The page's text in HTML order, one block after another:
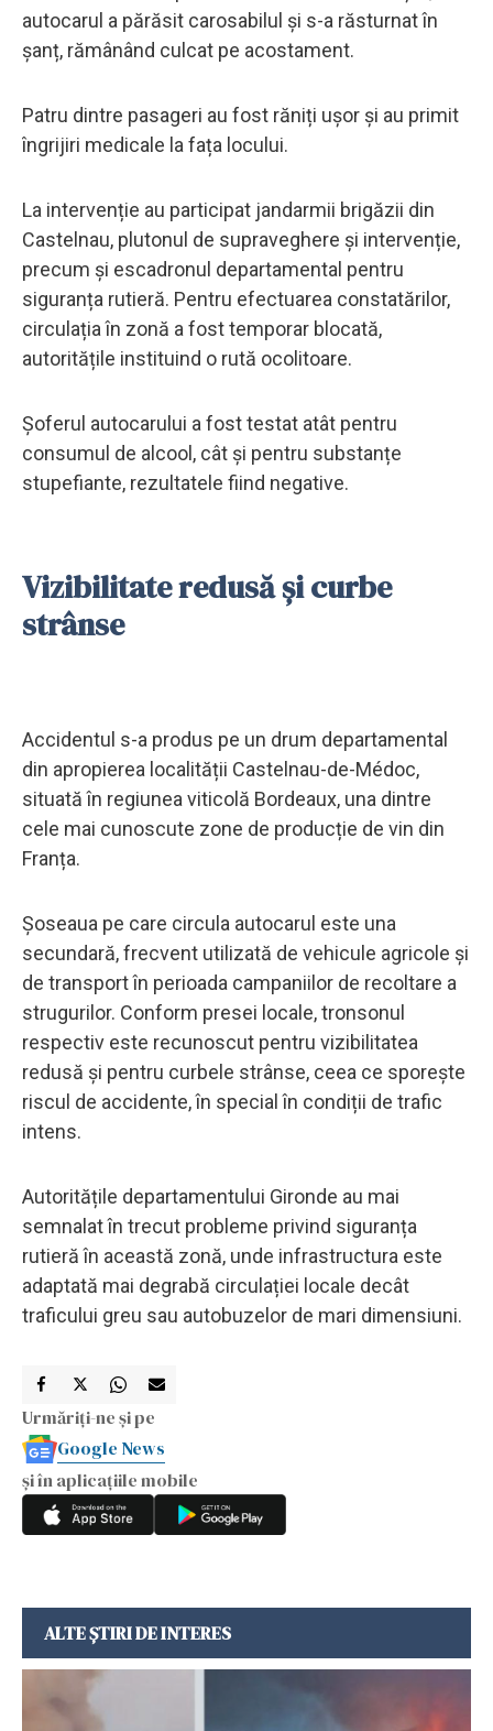
autocarul a părăsit carosabilul și s-a răsturnat în
șanț, rămânând culcat pe acostament.
Patru dintre pasageri au fost răniți ușor și au primit
îngrijiri medicale la fața locului.
La intervenție au participat jandarmii brigăzii din
Castelnau, plutonul de supraveghere și intervenție,
precum și escadronul departamental pentru
siguranța rutieră. Pentru efectuarea constatărilor,
circulația în zonă a fost temporar blocată,
autoritățile instituind o rută ocolitoare.
Șoferul autocarului a fost testat atât pentru
consumul de alcool, cât și pentru substanțe
stupefiante, rezultatele fiind negative.
Vizibilitate redusă și curbe
strânse
Accidentul s-a produs pe un drum departamental
din apropierea localității Castelnau-de-Médoc,
situată în regiunea viticolă Bordeaux, una dintre
cele mai cunoscute zone de producție de vin din
Franța.
Șoseaua pe care circula autocarul este una
secundară, frecvent utilizată de vehicule agricole și
de transport în perioada campaniilor de recoltare a
strugurilor. Conform presei locale, tronsonul
respectiv este recunoscut pentru vizibilitatea
redusă și pentru curbele strânse, ceea ce sporește
riscul de accidente, în special în condiții de trafic
intens.
Autoritățile departamentului Gironde au mai
semnalat în trecut probleme privind siguranța
rutieră în această zonă, unde infrastructura este
adaptată mai degrabă circulației locale decât
traficului greu sau autobuzelor de mari dimensiuni.
Urmăriți-ne și pe
Google News
și în aplicațiile mobile
ALTE ȘTIRI DE INTERES